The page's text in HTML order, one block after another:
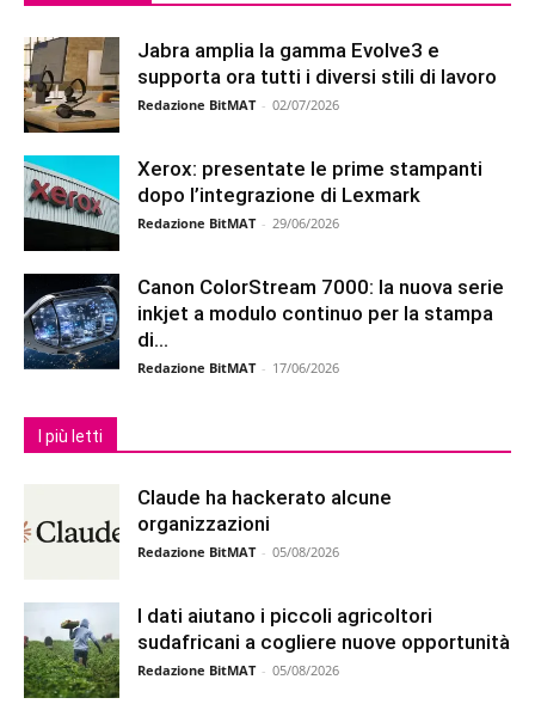
Jabra amplia la gamma Evolve3 e
supporta ora tutti i diversi stili di lavoro
Redazione BitMAT - 02/07/2026
Xerox: presentate le prime stampanti
dopo l’integrazione di Lexmark
Redazione BitMAT - 29/06/2026
Canon ColorStream 7000: la nuova serie
inkjet a modulo continuo per la stampa
di...
Redazione BitMAT - 17/06/2026
I più letti
Claude ha hackerato alcune
organizzazioni
Redazione BitMAT - 05/08/2026
I dati aiutano i piccoli agricoltori
sudafricani a cogliere nuove opportunità
Redazione BitMAT - 05/08/2026